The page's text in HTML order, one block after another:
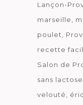
Lançon-
marseille
poulet
recette
Salon de
sans lactose
velouté